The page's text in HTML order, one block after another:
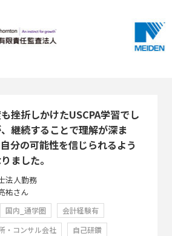
挫折しかけたUSCPA学習でし
継続することで理解が深ま
分の可能性を信じられるよう
ました。
法人勤務
祐さん
国内_通学圏
会計経験有
・コンサル会社
自己研鑽